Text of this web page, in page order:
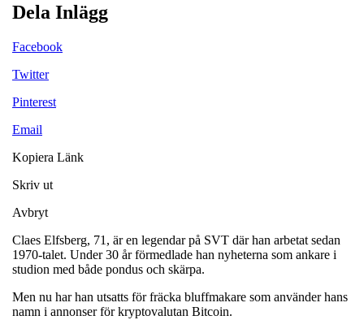
Dela Inlägg
Facebook
Twitter
Pinterest
Email
Kopiera Länk
Skriv ut
Avbryt
Claes Elfsberg, 71, är en legendar på SVT där han arbetat sedan
1970-talet. Under 30 år förmedlade han nyheterna som ankare i
studion med både pondus och skärpa.
Men nu har han utsatts för fräcka bluffmakare som använder hans
namn i annonser för kryptovalutan Bitcoin.